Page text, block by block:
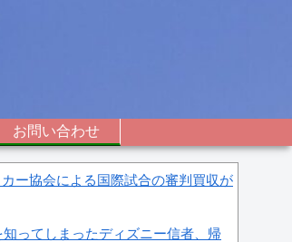
お問い合わせ
ー協会による国際試合の審判買収が
ってしまったディズニー信者、帰